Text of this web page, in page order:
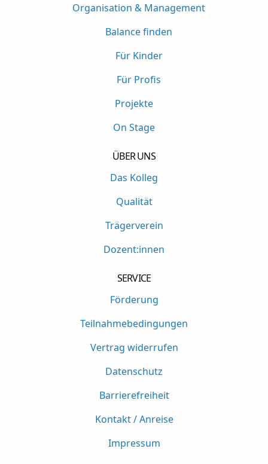
Organisation & Management
Balance finden
Für Kinder
Für Profis
Projekte
On Stage
ÜBER UNS
Das Kolleg
Qualität
Trägerverein
Dozent:innen
SERVICE
Förderung
Teilnahmebedingungen
Vertrag widerrufen
Datenschutz
Barrierefreiheit
Kontakt / Anreise
Impressum